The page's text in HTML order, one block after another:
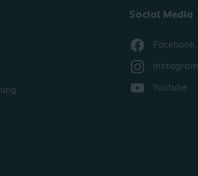
Social Media
Facebook
Instagram
Youtube